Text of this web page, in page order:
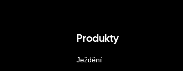
Produkty
Ježdění